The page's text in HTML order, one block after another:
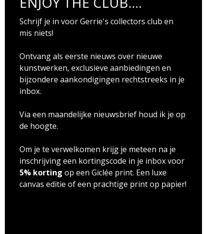
Schrijf je in voor Gerrie's collectors club en
mis niets!
Ontvang als eerste nieuws over nieuwe
kunstwerken, exclusieve aanbiedingen en
bijzondere aankondigingen rechtstreeks in je
inbox.
Via een maandelijke nieuwsbrief houd ik je op
de hoogte.
Om je te verwelkomen krijg je meteen na je
inschrijving een kortingscode in je inbox voor
5% korting op een Giclée print. Een luxe
canvas editie of een prachtige print op papier!